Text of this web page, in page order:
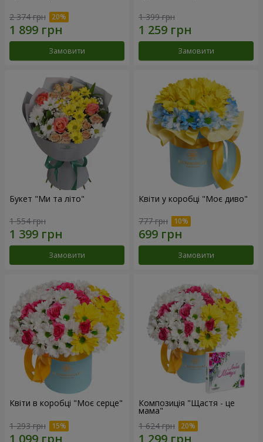
2 374 грн
Замовити
1 399 грн
Замовити
Букет "Ми та літо"
1 554 грн
Замовити
Квіти у коробці "Моє диво"
777 грн
Замовити
Квіти в коробці "Моє серце"
1 293 грн
Композиція "Щастя - це
мама"
1 624 грн